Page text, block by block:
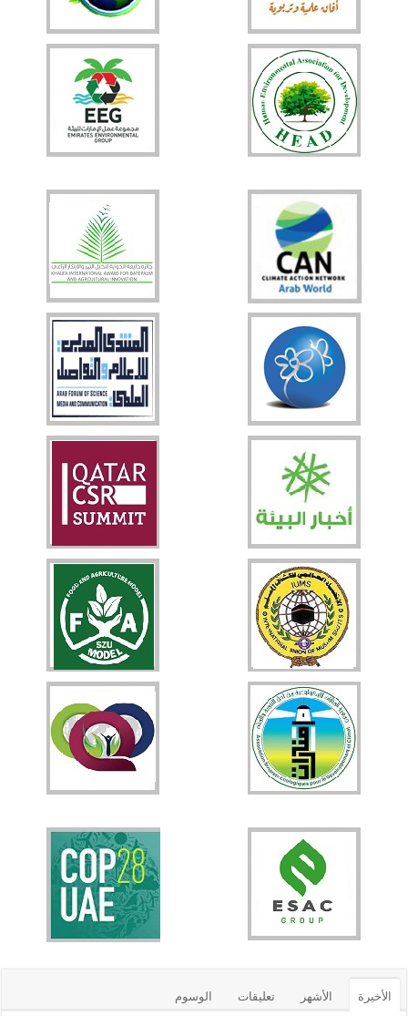
الأخيرة الأشهر تعليقات الوسوم